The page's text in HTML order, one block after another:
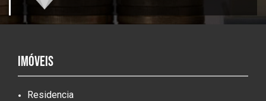
Imóveis
Residencia